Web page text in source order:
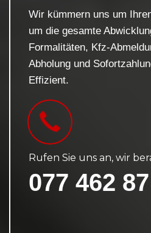
Wir kümmern uns um
um die gesamte
Formalitäten, Kfz-
Abholung und
Effizient.
Rufen Sie uns an, wir
077 462